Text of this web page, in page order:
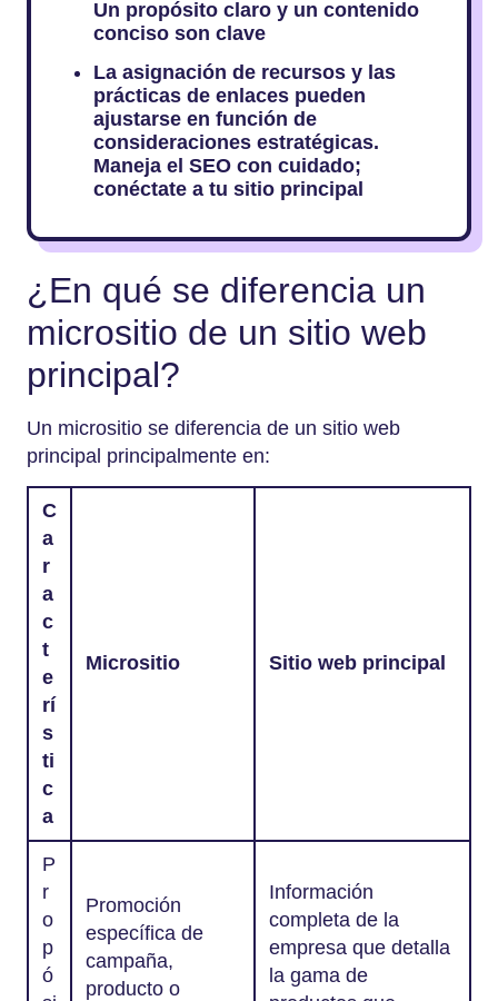
Un propósito claro y un contenido
conciso son clave
La asignación de recursos y las
prácticas de enlaces pueden
ajustarse en función de
consideraciones estratégicas.
Maneja el SEO con cuidado;
conéctate a tu sitio principal
¿En qué se diferencia un
micrositio de un sitio web
principal?
Un micrositio se diferencia de un sitio web
principal principalmente en:
C
a
r
a
c
t
e
rí
s
ti
c
a
Micrositio Sitio web principal
P
r
o
p
ó
Promoción
específica de
campaña,
producto o
Información
completa de la
empresa que detalla
la gama de